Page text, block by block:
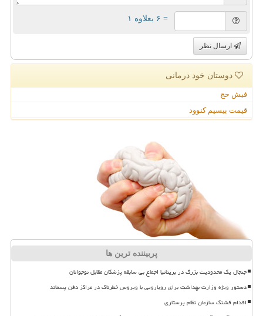
= ۶ بعلاوه ۱
ارسال نظر
دوستان خود درمانی
فیش حج
قیمت بیسیم کنوود
پربیننده ترین ها
جنجال یک محدودیت بزرگ در بریتانیا اجماع بی سابقه پزشکان مقابل نوجوانان
دستور ویژه وزارت بهداشت برای رویارویی با ویروس خطرناک در مراکز دفن پسماند
اقدام قشنگ سازمان نظام پرستاری